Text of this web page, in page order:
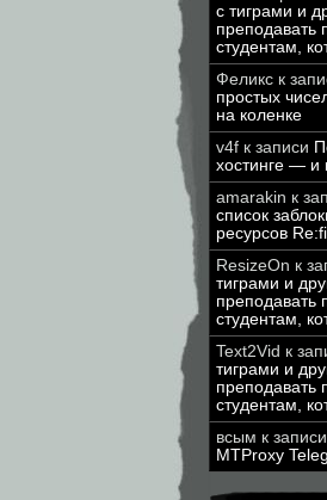
с тиграми и
преподавать
студентам,
Феликс к
простых
на коленке
v4f к записи
хостинге — и
amarakin к
список
ресурсов
ResizeOn к
тиграми и
преподавать
студентам,
Text2Vid к
тиграми и
преподавать
студентам,
всым к записи
MTProxy